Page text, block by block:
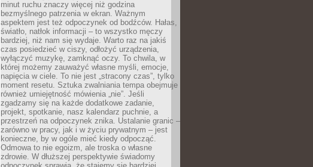
minut ruchu znaczy więcej niż godzina
bezmyślnego patrzenia w ekran. Ważnym
aspektem jest też odpoczynek od bodźców. Hałas,
światło, natłok informacji – to wszystko męczy
bardziej, niż nam się wydaje. Warto raz na jakiś
czas posiedzieć w ciszy, odłożyć urządzenia,
wyłączyć muzykę, zamknąć oczy. To chwila, w
której możemy zauważyć własne myśli, emocje,
napięcia w ciele. To nie jest „stracony czas”, tylko
moment resetu. Sztuka zwalniania tempa obejmuje
również umiejętność mówienia „nie”. Jeśli
zgadzamy się na każde dodatkowe zadanie,
projekt, spotkanie, nasz kalendarz puchnie, a
przestrzeń na odpoczynek znika. Ustalanie granic –
zarówno w pracy, jak i w życiu prywatnym – jest
konieczne, by w ogóle mieć kiedy odpocząć.
Odmowa to nie egoizm, ale troska o własne
zdrowie. W dłuższej perspektywie świadomy